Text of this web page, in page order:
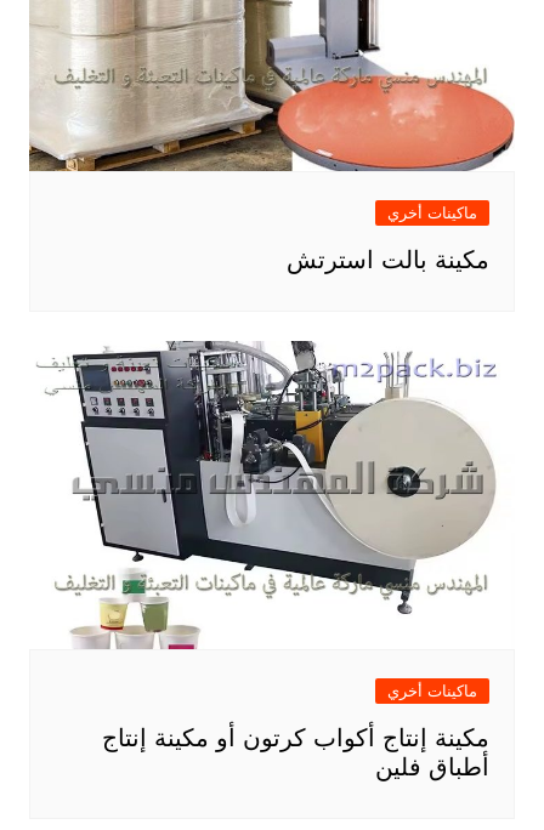
ماكينات أخري
مكينة بالت استرتش
ماكينات أخري
مكينة إنتاج أكواب كرتون أو مكينة إنتاج
أطباق فلين